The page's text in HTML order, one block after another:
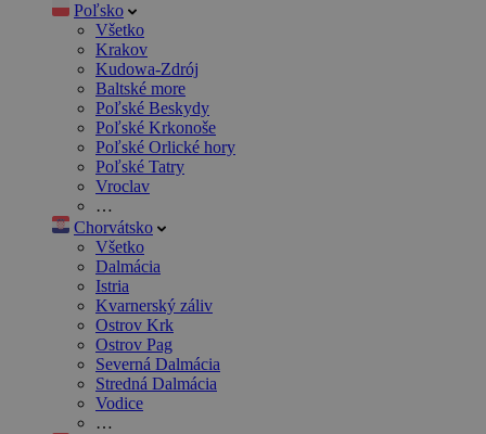
Poľsko
Všetko
Krakov
Kudowa-Zdrój
Baltské more
Poľské Beskydy
Poľské Krkonoše
Poľské Orlické hory
Poľské Tatry
Vroclav
…
Chorvátsko
Všetko
Dalmácia
Istria
Kvarnerský záliv
Ostrov Krk
Ostrov Pag
Severná Dalmácia
Stredná Dalmácia
Vodice
…